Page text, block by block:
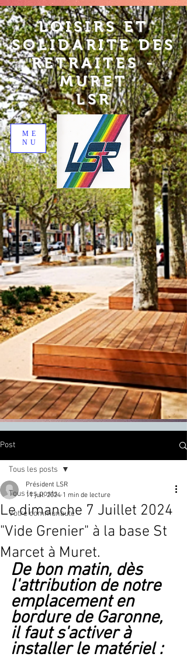
LOISIRS ET
SOLIDARITE DES
RETRAITES -
MURET
LSR
ME
NU
Post
Tous les posts
Votre communauté
Tous les posts
Le dimanche 7 Juillet 2024
"Vide Grenier" à la base St
Marcet à Muret.
Président LSR
11 juil. 2024 1 min de lecture
De bon matin, dès
l'attribution de notre
emplacement en
bordure de Garonne,
il faut s'activer à
installer le matériel :